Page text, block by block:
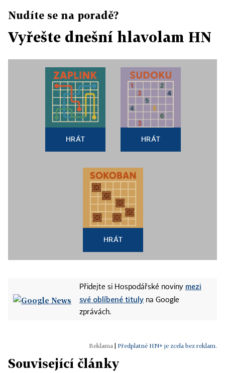
Nudíte se na poradě?
Vyřešte dnešní hlavolam HN
HRÁT HRÁT
HRÁT
Přidejte si Hospodářské noviny mezi
své oblíbené tituly na Google
zprávách.
Předplatné HN+ je zcela bez reklam.
Související články